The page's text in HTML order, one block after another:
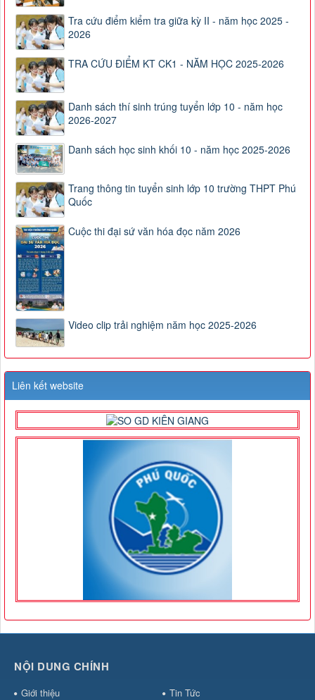
Tra cứu điểm kiểm tra giữa kỳ II - năm học 2025 -
2026
TRA CỨU ĐIỂM KT CK1 - NĂM HỌC 2025-2026
Danh sách thí sinh trúng tuyển lớp 10 - năm học
2026-2027
Danh sách học sinh khối 10 - năm học 2025-2026
Trang thông tin tuyển sinh lớp 10 trường THPT Phú
Quốc
Cuộc thi đại sứ văn hóa đọc năm 2026
Video clip trải nghiệm năm học 2025-2026
Liên kết website
NỘI DUNG CHÍNH
Giới thiệu
Tin Tức